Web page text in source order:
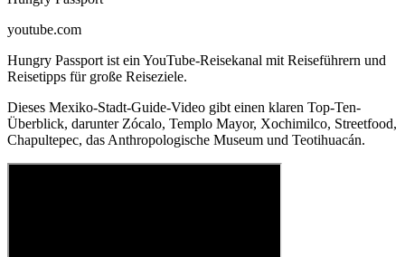
youtube.com
Hungry Passport ist ein YouTube-Reisekanal mit Reiseführern und
Reisetipps für große Reiseziele.
Dieses Mexiko-Stadt-Guide-Video gibt einen klaren Top-Ten-
Überblick, darunter Zócalo, Templo Mayor, Xochimilco, Streetfood,
Chapultepec, das Anthropologische Museum und Teotihuacán.